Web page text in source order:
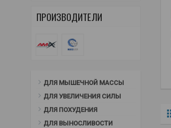
ПРОИЗВОДИТЕЛИ
ДЛЯ МЫШЕЧНОЙ МАССЫ
ДЛЯ УВЕЛИЧЕНИЯ СИЛЫ
ДЛЯ ПОХУДЕНИЯ
ДЛЯ ВЫНОСЛИВОСТИ